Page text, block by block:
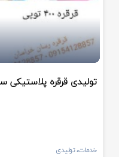
تولیدی قرقره پلاستیکی
خدمات، تولیدی